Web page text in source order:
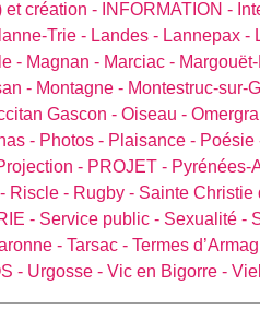
et création - INFORMATION -
Trie - Landes - Lannepax -
- Magnan - Marciac -
- Montagne - Montestruc-sur-
Gascon - Oiseau -
- Photos - Plaisance - Poésie
- PROJET - Pyrénées-
Riscle - Rugby - Sainte Christie
- Service public - Sexualité -
- Tarsac - Termes
- Urgosse - Vic en Bigorre -